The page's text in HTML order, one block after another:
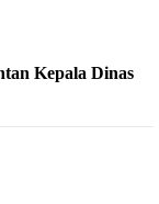
Kepala Dinas